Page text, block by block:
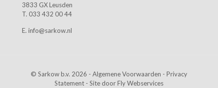
3833 GX Leusden
T. 033 432 00 44
E. info@sarkow.nl
© Sarkow b.v. 2026 - Algemene Voorwaarden - Privacy
Statement - Site doorFly Webservices